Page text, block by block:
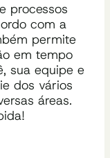
processos
com a
permite
em tempo
sua equipe e
dos vários
áreas.